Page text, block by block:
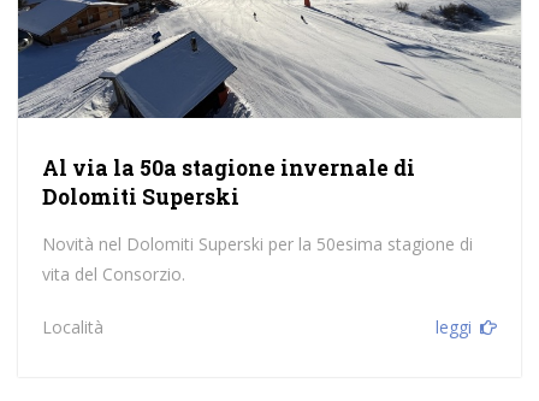
Al via la 50a stagione invernale di
Dolomiti Superski
Novità nel Dolomiti Superski per la 50esima stagione di
vita del Consorzio.
Località leggi